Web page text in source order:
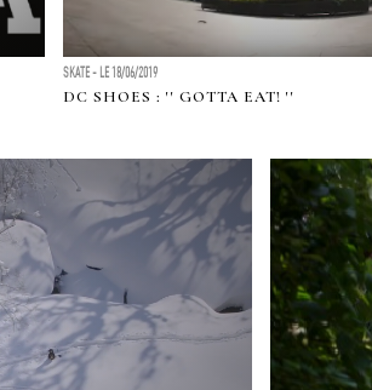
SKATE - LE 18/06/2019
DC SHOES : '' GOTTA EAT! ''